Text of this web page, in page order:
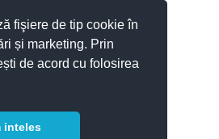
fişiere de tip cookie în
și marketing. Prin
de acord cu folosirea
inteles